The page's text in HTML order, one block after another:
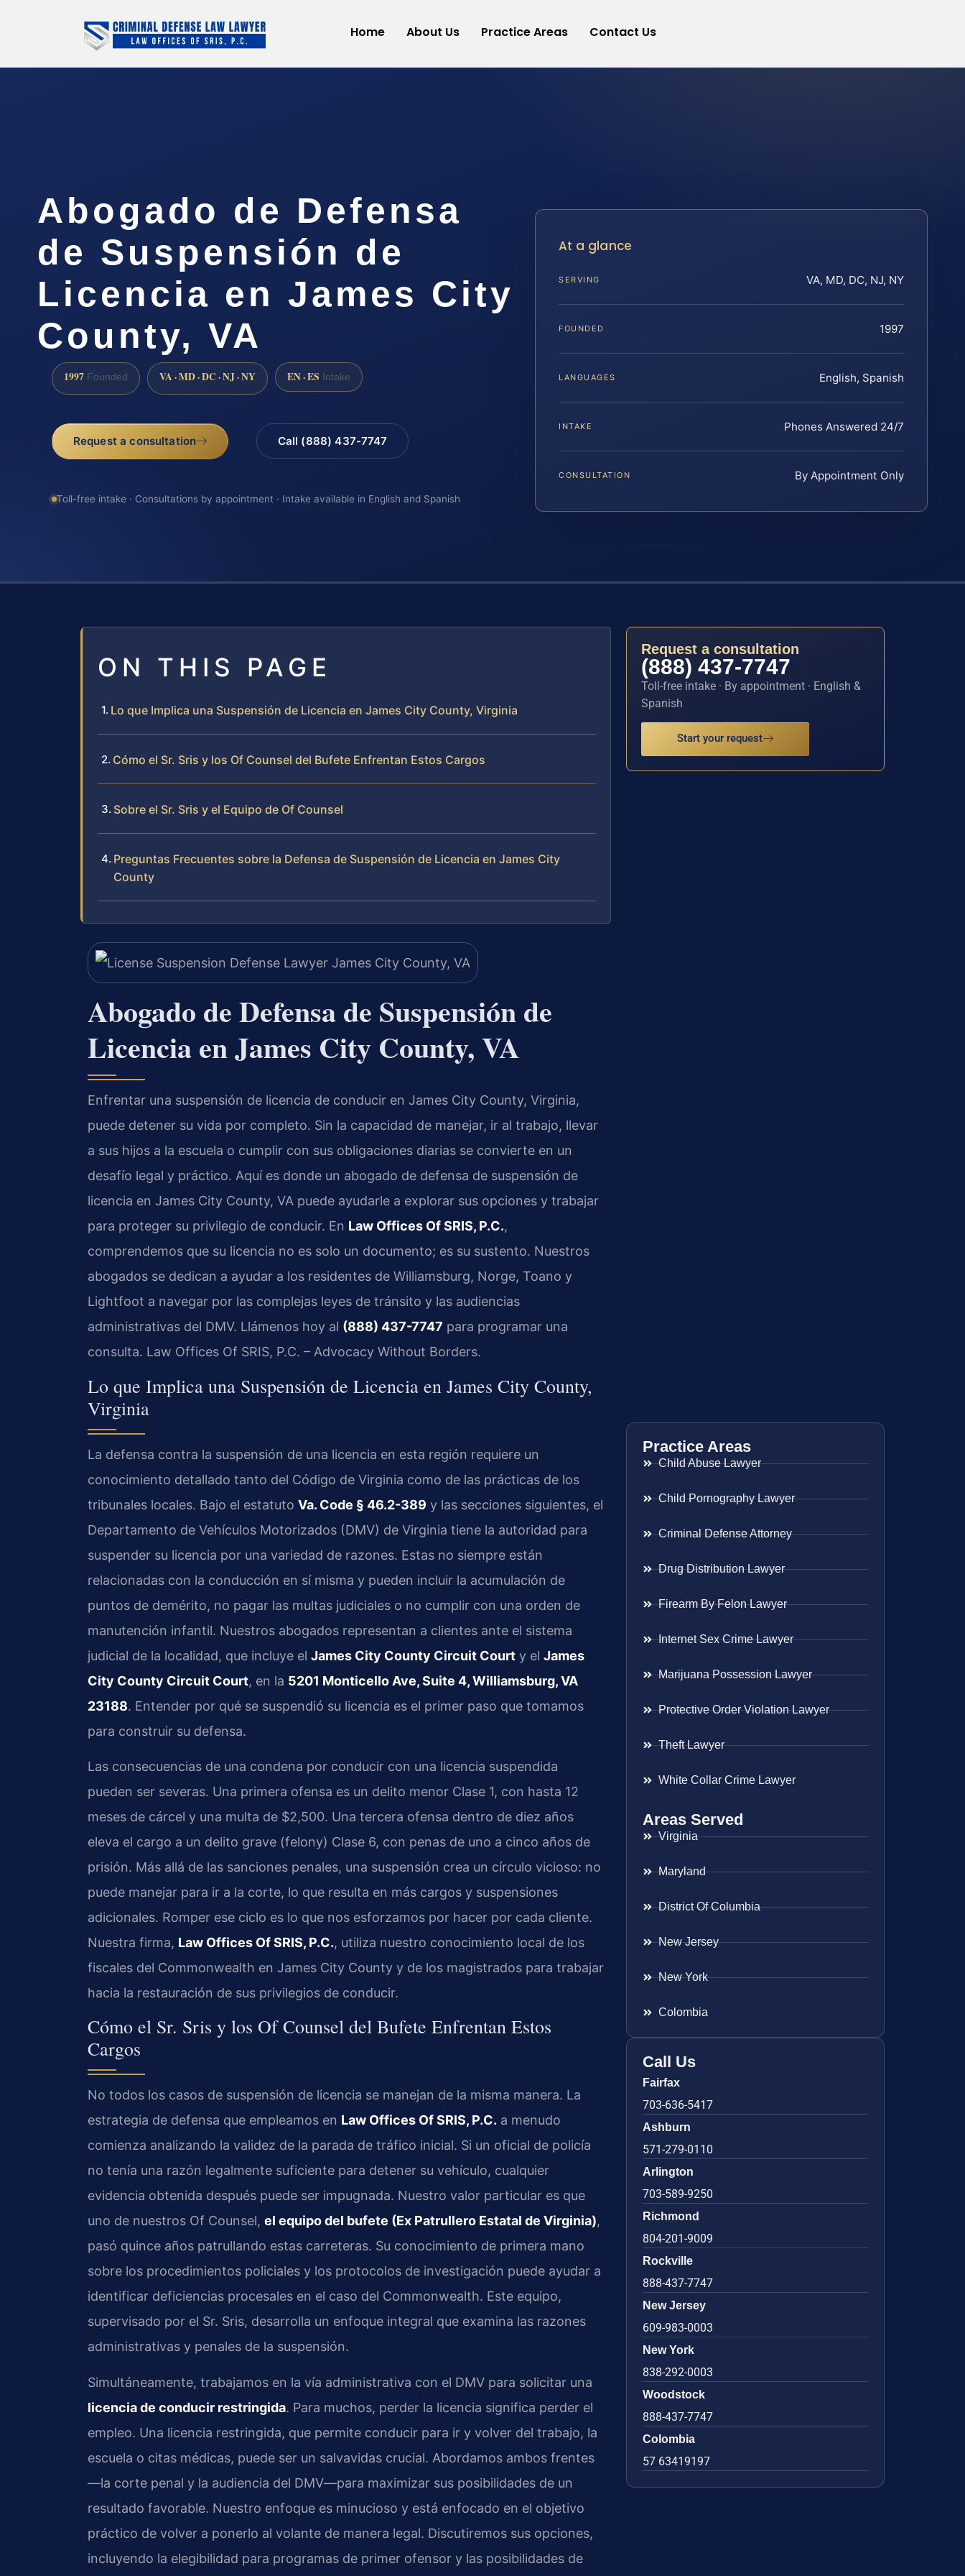
Home About Us Practice Areas Contact Us
Abogado de Defensa
de Suspensión de
Licencia en James City
County, VA
1997 Founded VA · MD · DC · NJ · NY EN · ES Intake
Request a consultation Call (888) 437-7747
Toll-free intake · Consultations by appointment · Intake available in English and Spanish
At a glance
SERVING VA, MD, DC, NJ, NY
FOUNDED 1997
LANGUAGES English, Spanish
INTAKE Phones Answered 24/7
CONSULTATION By Appointment Only
ON THIS PAGE
Lo que Implica una Suspensión de Licencia en James City County, Virginia
Cómo el Sr. Sris y los Of Counsel del Bufete Enfrentan Estos Cargos
Sobre el Sr. Sris y el Equipo de Of Counsel
Preguntas Frecuentes sobre la Defensa de Suspensión de Licencia en James City
County
Abogado de Defensa de Suspensión de
Licencia en James City County, VA
Enfrentar una suspensión de licencia de conducir en James City County, Virginia,
puede detener su vida por completo. Sin la capacidad de manejar, ir al trabajo, llevar
a sus hijos a la escuela o cumplir con sus obligaciones diarias se convierte en un
desafío legal y práctico. Aquí es donde un abogado de defensa de suspensión de
licencia en James City County, VA puede ayudarle a explorar sus opciones y trabajar
para proteger su privilegio de conducir. En Law Offices Of SRIS, P.C.,
comprendemos que su licencia no es solo un documento; es su sustento. Nuestros
abogados se dedican a ayudar a los residentes de Williamsburg, Norge, Toano y
Lightfoot a navegar por las complejas leyes de tránsito y las audiencias
administrativas del DMV. Llámenos hoy al (888) 437-7747 para programar una
consulta. Law Offices Of SRIS, P.C. – Advocacy Without Borders.
Lo que Implica una Suspensión de Licencia en James City County,
Virginia
La defensa contra la suspensión de una licencia en esta región requiere un
conocimiento detallado tanto del Código de Virginia como de las prácticas de los
tribunales locales. Bajo el estatuto Va. Code § 46.2-389 y las secciones siguientes, el
Departamento de Vehículos Motorizados (DMV) de Virginia tiene la autoridad para
suspender su licencia por una variedad de razones. Estas no siempre están
relacionadas con la conducción en sí misma y pueden incluir la acumulación de
puntos de demérito, no pagar las multas judiciales o no cumplir con una orden de
manutención infantil. Nuestros abogados representan a clientes ante el sistema
judicial de la localidad, que incluye el James City County Circuit Court y el James
City County Circuit Court, en la 5201 Monticello Ave, Suite 4, Williamsburg, VA
23188. Entender por qué se suspendió su licencia es el primer paso que tomamos
para construir su defensa.
Las consecuencias de una condena por conducir con una licencia suspendida
pueden ser severas. Una primera ofensa es un delito menor Clase 1, con hasta 12
meses de cárcel y una multa de $2,500. Una tercera ofensa dentro de diez años
eleva el cargo a un delito grave (felony) Clase 6, con penas de uno a cinco años de
prisión. Más allá de las sanciones penales, una suspensión crea un círculo vicioso: no
puede manejar para ir a la corte, lo que resulta en más cargos y suspensiones
adicionales. Romper ese ciclo es lo que nos esforzamos por hacer por cada cliente.
Nuestra firma, Law Offices Of SRIS, P.C., utiliza nuestro conocimiento local de los
fiscales del Commonwealth en James City County y de los magistrados para trabajar
hacia la restauración de sus privilegios de conducir.
Cómo el Sr. Sris y los Of Counsel del Bufete Enfrentan Estos
Cargos
No todos los casos de suspensión de licencia se manejan de la misma manera. La
estrategia de defensa que empleamos en Law Offices Of SRIS, P.C. a menudo
comienza analizando la validez de la parada de tráfico inicial. Si un oficial de policía
no tenía una razón legalmente suficiente para detener su vehículo, cualquier
evidencia obtenida después puede ser impugnada. Nuestro valor particular es que
uno de nuestros Of Counsel, el equipo del bufete (Ex Patrullero Estatal de Virginia),
pasó quince años patrullando estas carreteras. Su conocimiento de primera mano
sobre los procedimientos policiales y los protocolos de investigación puede ayudar a
identificar deficiencias procesales en el caso del Commonwealth. Este equipo,
supervisado por el Sr. Sris, desarrolla un enfoque integral que examina las razones
administrativas y penales de la suspensión.
Simultáneamente, trabajamos en la vía administrativa con el DMV para solicitar una
licencia de conducir restringida. Para muchos, perder la licencia significa perder el
empleo. Una licencia restringida, que permite conducir para ir y volver del trabajo, la
escuela o citas médicas, puede ser un salvavidas crucial. Abordamos ambos frentes
—la corte penal y la audiencia del DMV—para maximizar sus posibilidades de un
resultado favorable. Nuestro enfoque es minucioso y está enfocado en el objetivo
práctico de volver a ponerlo al volante de manera legal. Discutiremos sus opciones,
incluyendo la elegibilidad para programas de primer ofensor y las posibilidades de
Request a consultation
(888) 437-7747
Toll-free intake · By appointment · English &
Spanish
Start your request
Practice Areas
Child Abuse Lawyer
Child Pornography Lawyer
Criminal Defense Attorney
Drug Distribution Lawyer
Firearm By Felon Lawyer
Internet Sex Crime Lawyer
Marijuana Possession Lawyer
Protective Order Violation Lawyer
Theft Lawyer
White Collar Crime Lawyer
Areas Served
Virginia
Maryland
District Of Columbia
New Jersey
New York
Colombia
Call Us
Fairfax
703-636-5417
Ashburn
571-279-0110
Arlington
703-589-9250
Richmond
804-201-9009
Rockville
888-437-7747
New Jersey
609-983-0003
New York
838-292-0003
Woodstock
888-437-7747
Colombia
57 63419197